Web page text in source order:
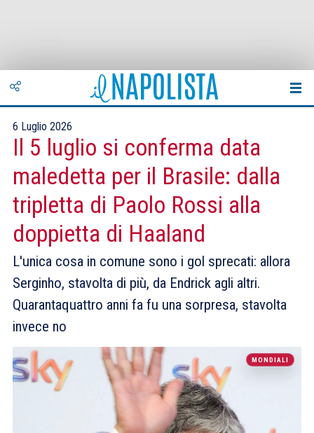
6 Luglio 2026
Il 5 luglio si conferma data
maledetta per il Brasile: dalla
tripletta di Paolo Rossi alla
doppietta di Haaland
L'unica cosa in comune sono i gol sprecati: allora
Serginho, stavolta di più, da Endrick agli altri.
Quarantaquattro anni fa fu una sorpresa, stavolta
invece no
MONDIALI